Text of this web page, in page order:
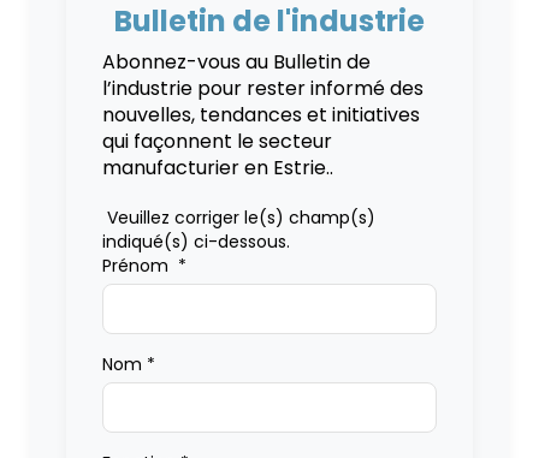
Bulletin de l'industrie
Abonnez-vous au Bulletin de
l’industrie pour rester informé des
nouvelles, tendances et initiatives
qui façonnent le secteur
manufacturier en Estrie..
Veuillez corriger le(s) champ(s)
indiqué(s) ci-dessous.
Prénom *
Nom *